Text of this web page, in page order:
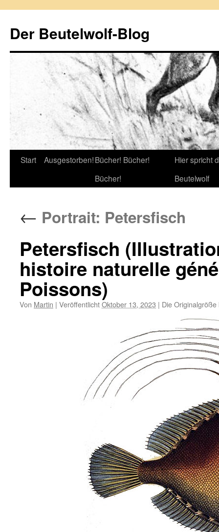
springen
Der Beutelwolf-Blog
Start Ausgestorben!Bücher! Bücher!
Bücher!
Hier spricht
Beutelwolf
← Portrait: Petersfisch
Petersfisch
histoire naturelle
Poissons)
Von Martin | VeröffentlichtOktober 13, 2023 | Die